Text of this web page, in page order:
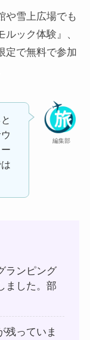
や雪上広場でも
ック体験』、
定で無料で参加
編集部
ランピング
ました。部
残っていま